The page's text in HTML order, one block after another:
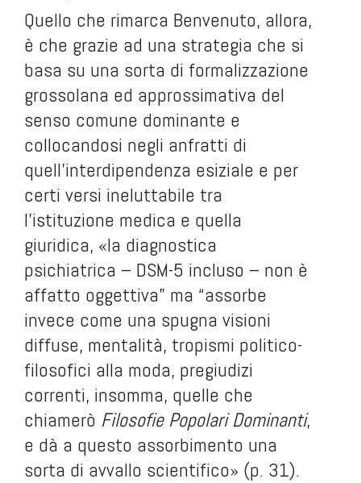
Quello che rimarca Benvenuto, allora,
è che grazie ad una strategia che si
basa su una sorta di formalizzazione
grossolana ed approssimativa del
senso comune dominante e
collocandosi negli anfratti di
quell’interdipendenza esiziale e per
certi versi ineluttabile tra
l’istituzione medica e quella
giuridica, «la diagnostica
psichiatrica – DSM-5 incluso – non è
affatto oggettiva” ma “assorbe
invece come una spugna visioni
diffuse, mentalità, tropismi politico-
filosofici alla moda, pregiudizi
correnti, insomma, quelle che
chiamerò Filosofie Popolari Dominanti,
e dà a questo assorbimento una
sorta di avvallo scientifico» (p. 31).